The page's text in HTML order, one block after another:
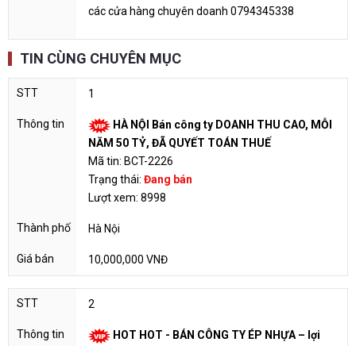
các cửa hàng chuyên doanh 0794345338
TIN CÙNG CHUYÊN MỤC
1
HÀ NỘI Bán công ty DOANH THU CAO, MỖI
NĂM 50 TỶ, ĐÃ QUYẾT TOÁN THUẾ
Mã tin: BCT-2226
Trạng thái: Đang bán
Lượt xem: 8998
Hà Nội
10,000,000 VNĐ
2
HOT HOT - BÁN CÔNG TY ÉP NHỰA – lợi